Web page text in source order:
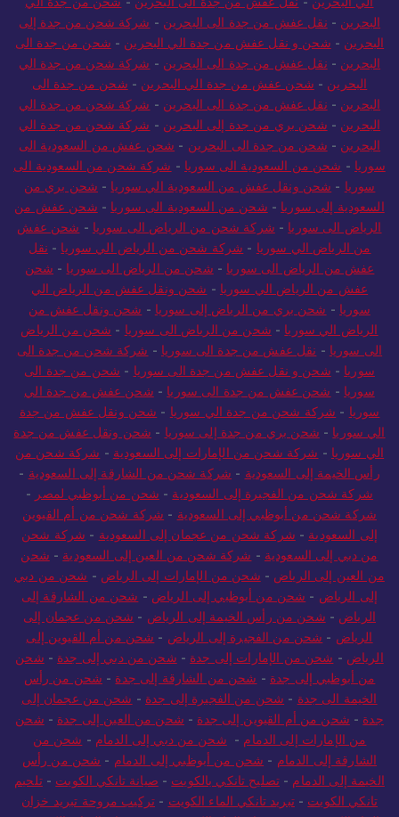
البحرين - نقل عفش من جدة الى البحرين - شركة شحن من جدة إلى
البحرين - شحن و نقل عفش من جدة الي البحرين - شحن من جدة الى
البحرين - نقل عفش من جدة الى البحرين - شركة شحن من جدة الي
البحرين - شحن عفش من جدة الي البحرين - شحن من جدة الى
البحرين - نقل عفش من جدة الى البحرين - شركة شحن من جدة الي
البحرين - شحن بري من جدة إلى البحرين - شركة شحن من جدة الي
البحرين - شحن من جدة الى البحرين - شحن عفش من السعودية الى
سوريا - شحن من السعودية الى سوريا - شركة شحن من السعودية الى
سوريا - شحن ونقل عفش من السعودية الي سوريا - شحن بري من
السعودية إلى سوريا - شحن من السعودية الى سوريا - شحن عفش من
الرياض الى سوريا - شركة شحن من الرياض الى سوريا - شحن عفش
من الرياض الي سوريا - شركة شحن من الرياض الي سوريا - نقل
عفش من الرياض الى سوريا - شحن من الرياض الى سوريا - شحن
عفش من الرياض الي سوريا - شحن ونقل عفش من الرياض الي
سوريا - شحن بري من الرياض إلى سوريا - شحن ونقل عفش من
الرياض الي سوريا - شحن من الرياض الى سوريا - شحن من الرياض
الى سوريا - نقل عفش من جدة الى سوريا - شركة شحن من جدة الى
سوريا - شحن و نقل عفش من جدة الى سوريا - شحن من جدة الى
سوريا - شحن عفش من جدة الى سوريا - شحن عفش من جدة الي
سوريا - شركة شحن من جدة الي سوريا - شحن ونقل عفش من جدة
الي سوريا - شحن بري من جدة إلى سوريا - شحن ونقل عفش من جدة
الي سوريا - شركة شحن من الإمارات إلى السعودية - شركة شحن من
رأس الخيمة إلى السعودية - شركة شحن من الشارقة إلى السعودية -
شركة شحن من الفجيرة إلى السعودية - شحن من أبوظبي لمصر -
شركة شحن من أبوظبي إلى السعودية - شركة شحن من أم القيوين
إلى السعودية - شركة شحن من عجمان إلى السعودية - شركة شحن
من دبي إلى السعودية - شركة شحن من العين إلى السعودية - شحن
من العين إلى الرياض - شحن من الإمارات إلى الرياض - شحن من دبي
إلى الرياض - شحن من أبوظبي إلى الرياض - شحن من الشارقة إلى
الرياض - شحن من رأس الخيمة إلى الرياض - شحن من عجمان إلى
الرياض - شحن من الفجيرة إلى الرياض - شحن من أم القيوين إلى
الرياض - شحن من الإمارات إلى جدة - شحن من دبي إلى جدة - شحن
من أبوظبي إلى جدة - شحن من الشارقة إلى جدة - شحن من رأس
الخيمة الى جدة - شحن من الفجيرة إلى جدة - شحن من عجمان إلى
جدة - شحن من أم القيوين إلى جدة - شحن من العين إلى جدة - شحن
من الإمارات إلى الدمام - شحن من دبي إلى الدمام - شحن من
الشارقة إلى الدمام - شحن من أبوظبي إلى الدمام - شحن من رأس
الخيمة إلى الدمام -تصليح تانكي بالكويت - صيانة تانكي الكويت -تلحيم
تانكي الكويت -تبريد تانكي الماء الكويت - تركيب مروحة تبريد خزان